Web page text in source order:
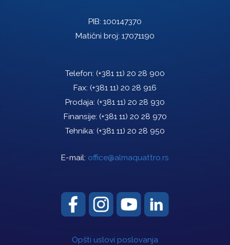
PIB: 100147370
Matični broj: 17071190
Telefon: (+381 11) 20 28 900
Fax: (+381 11) 20 28 916
Prodaja: (+381 11) 20 28 930
Finansije: (+381 11) 20 28 970
Tehnika: (+381 11) 20 28 950
E-mail: office@almaquattro.rs
Opšti uslovi poslovanja